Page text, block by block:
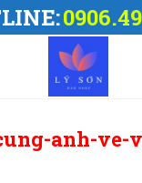
anh-ve-